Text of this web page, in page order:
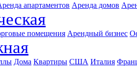
апартаментов Аренда домов
помещения Арендный бизнес
Дома Квартиры США Италия